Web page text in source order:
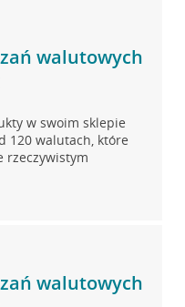
walutowych
w swoim sklepie
120 walutach, które
rzeczywistym
walutowych